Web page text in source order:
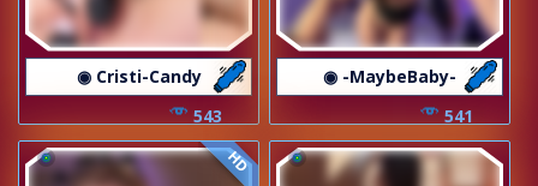
◉ Cristi-Candy
543
◉ -MaybeBaby-
541
HD